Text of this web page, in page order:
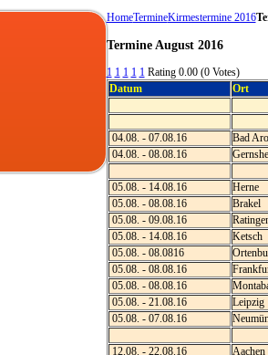
HomeTermineKirmestermine 2016
Termine August 2016
1 1 1 1 1 Rating 0.00 (0 Votes)
Datum
Ort
04.08. - 07.08.16
Bad
04.08. - 08.08.16
05.08. - 14.08.16
Herne
05.08. - 08.08.16
Brakel
05.08. - 09.08.16
05.08. - 14.08.16
Ketsch
05.08. - 08.0816
05.08. - 08.08.16
05.08. - 08.08.16
05.08. - 21.08.16
Leipzig
05.08. - 07.08.16
12.08. - 22.08.16
Aachen